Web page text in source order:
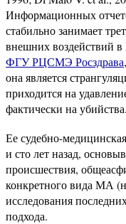
Информационных
стабильно занимает
внешних воздействий
ФГУ РЦСМЭ Росздрава
она является
приходится на
фактически на убийства.
Ее судебно-
и сто лет назад,
происшествия,
конкретного вида МА
исследования
подхода.